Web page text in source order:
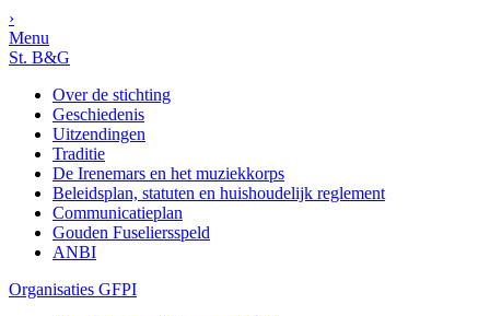
›
Menu
St. B&G
Over de stichting
Geschiedenis
Uitzendingen
Traditie
De Irenemars en het muziekkorps
Beleidsplan, statuten en huishoudelijk reglement
Communicatieplan
Gouden Fuseliersspeld
ANBI
Organisaties GFPI